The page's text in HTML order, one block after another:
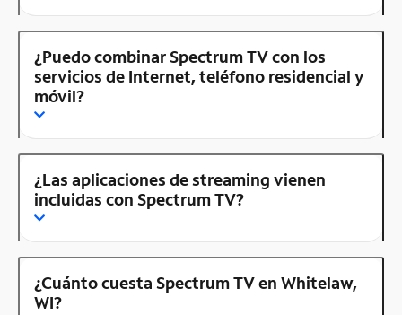
¿Puedo combinar Spectrum TV con los
servicios de Internet, teléfono residencial y
móvil?
¿Las aplicaciones de streaming vienen
incluidas con Spectrum TV?
¿Cuánto cuesta Spectrum TV en Whitelaw,
WI?